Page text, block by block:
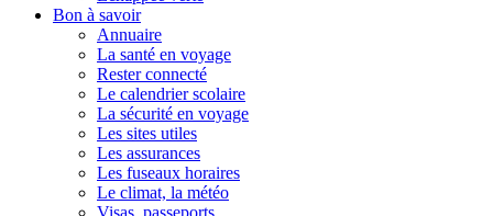
Bon à savoir
Annuaire
La santé en voyage
Rester connecté
Le calendrier scolaire
La sécurité en voyage
Les sites utiles
Les assurances
Les fuseaux horaires
Le climat, la météo
Visas, passeports